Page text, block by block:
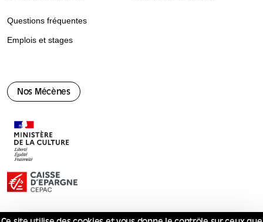
Nos Mécènes
Questions fréquentes
Emplois et stages